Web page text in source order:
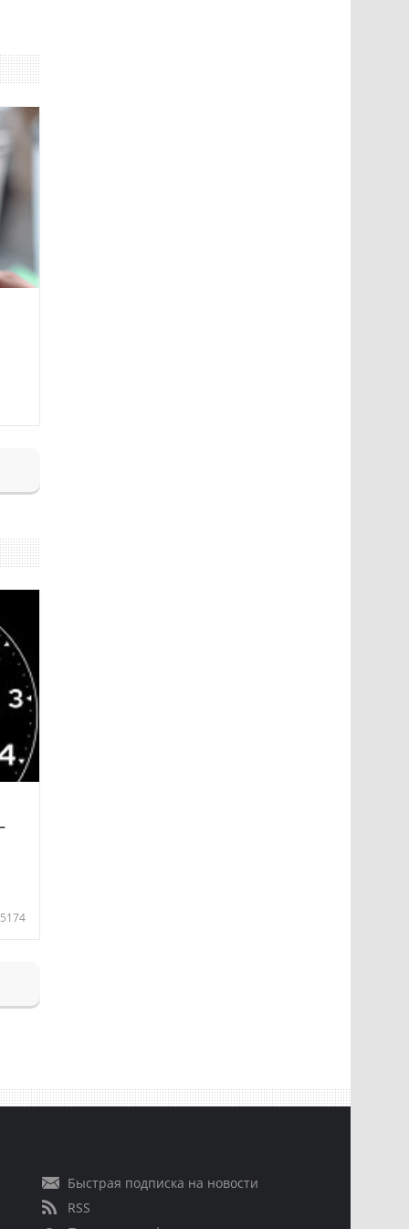
5174
Быстрая подписка на новости
RSS